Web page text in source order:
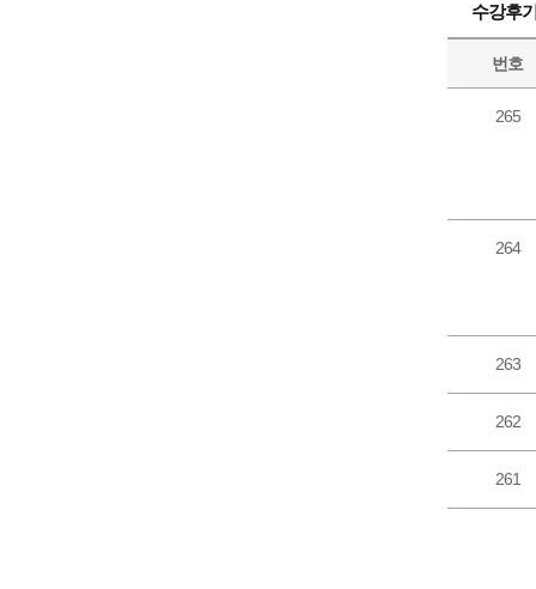
수강후
번호
265
264
263
262
261